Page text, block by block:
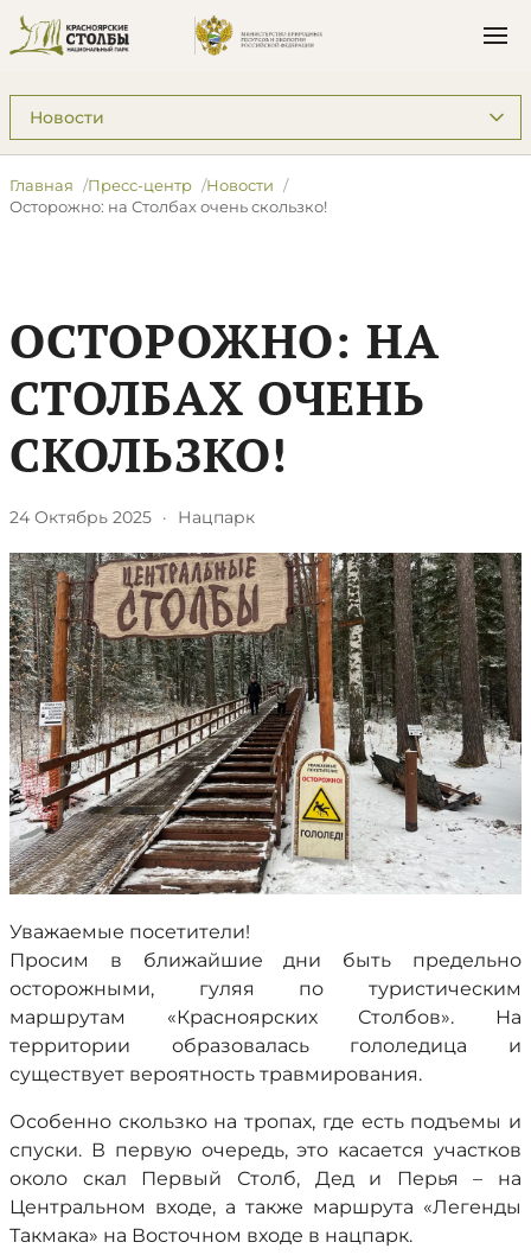
Подразделы: Пресс-центр
Главная Пресс-центр
Новости
Осторожно: на Столбах очень скользко!
ОСТОРОЖНО: НА
СТОЛБАХ ОЧЕНЬ
СКОЛЬЗКО!
24 Октябрь 2025 · Нацпарк
Уважаемые посетители!
Просим в ближайшие дни быть предельно
осторожными, гуляя по туристическим
маршрутам «Красноярских Столбов». На
территории образовалась гололедица и
существует вероятность травмирования.
Особенно скользко на тропах, где есть подъемы и
спуски. В первую очередь, это касается участков
около скал Первый Столб, Дед и Перья – на
Центральном входе, а также маршрута «Легенды
Такмака» на Восточном входе в нацпарк.